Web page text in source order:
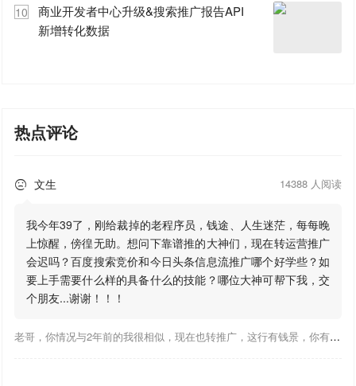
10
商业开发者中心升级&搜索推广报告API
新增转化数据
热点评论
 文生 14388 人阅读
我今年39了，刚给裁掉的老程序员，钱途、人生迷茫，每每晚
上惊醒，傍徨无助。想问下靠谱推的大神们，现在转运营推广
会迟吗？百度搜索竞价和今日头条信息流推广哪个好学些？如
要上手需要什么样的具备什么的技能？哪位大神可帮下我，交
个朋友...谢谢！！！
老哥，你情况与2年前的我很相似，现在也转推广，这行有钱景，你有基础上手会比较快，不必担心。至于学竞价还是信息流哪个好，我是信息流广告入手，现在迷上靠谱推关注大神们的营销推广干货。有空你也可多泡下这站，真能学到不少东西；希望可以帮到你！